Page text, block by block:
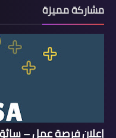
مشاركة مميزة
إعلان فرصة عمل –